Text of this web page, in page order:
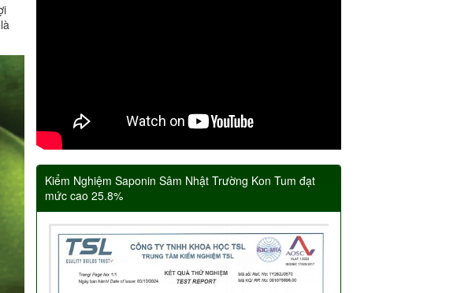
Kiểm Nghiệm Saponin Sâm Nhật Trường Kon Tum đạt
mức cao 25.8%